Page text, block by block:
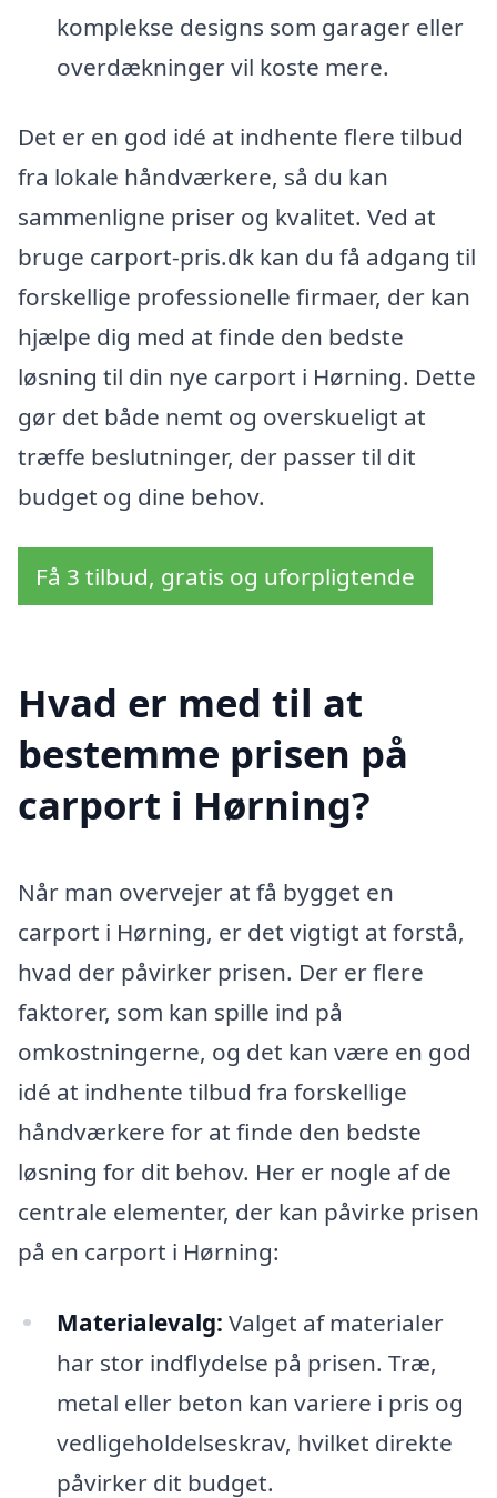
komplekse designs som garager eller
overdækninger vil koste mere.
Det er en god idé at indhente flere tilbud
fra lokale håndværkere, så du kan
sammenligne priser og kvalitet. Ved at
bruge carport-pris.dk kan du få adgang til
forskellige professionelle firmaer, der kan
hjælpe dig med at finde den bedste
løsning til din nye carport i Hørning. Dette
gør det både nemt og overskueligt at
træffe beslutninger, der passer til dit
budget og dine behov.
Få 3 tilbud, gratis og uforpligtende
Hvad er med til at
bestemme prisen på
carport i Hørning?
Når man overvejer at få bygget en
carport i Hørning, er det vigtigt at forstå,
hvad der påvirker prisen. Der er flere
faktorer, som kan spille ind på
omkostningerne, og det kan være en god
idé at indhente tilbud fra forskellige
håndværkere for at finde den bedste
løsning for dit behov. Her er nogle af de
centrale elementer, der kan påvirke prisen
på en carport i Hørning:
Materialevalg: Valget af materialer
har stor indflydelse på prisen. Træ,
metal eller beton kan variere i pris og
vedligeholdelseskrav, hvilket direkte
påvirker dit budget.